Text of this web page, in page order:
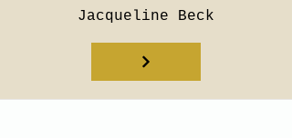
Jacqueline Beck